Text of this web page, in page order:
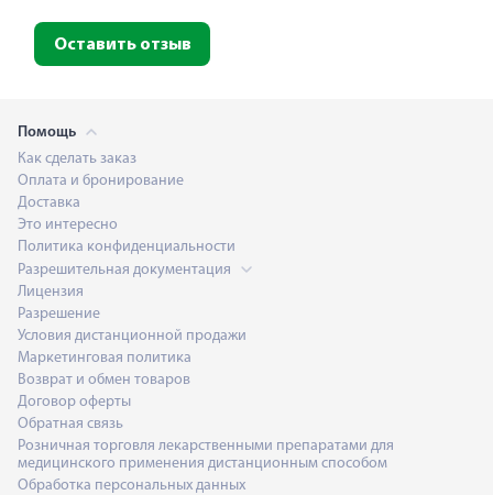
Оставить отзыв
Помощь
Как сделать заказ
Оплата и бронирование
Доставка
Это интересно
Политика конфиденциальности
Разрешительная документация
Лицензия
Разрешение
Условия дистанционной продажи
Маркетинговая политика
Возврат и обмен товаров
Договор оферты
Обратная связь
Розничная торговля лекарственными препаратами для
медицинского применения дистанционным способом
Обработка персональных данных